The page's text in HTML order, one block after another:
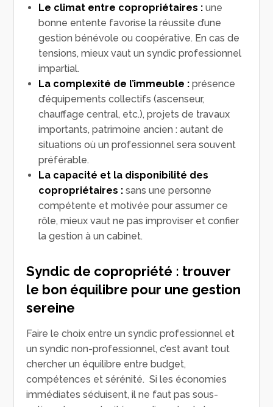
Le climat entre copropriétaires :une
bonne entente favorise la réussite d’une
gestion bénévole ou coopérative. En cas de
tensions, mieux vaut un syndic professionnel
impartial.
La complexité de l’immeuble : présence
d’équipements collectifs (ascenseur,
chauffage central, etc.), projets de travaux
importants, patrimoine ancien : autant de
situations où un professionnel sera souvent
préférable.
La capacité et la disponibilité des
copropriétaires :sans une personne
compétente et motivée pour assumer ce
rôle, mieux vaut ne pas improviser et confier
la gestion à un cabinet.
Syndic de copropriété : trouver
le bon équilibre pour une gestion
sereine
Faire le choix entre un syndic professionnel et
un syndic non-professionnel, c’est avant tout
chercher un équilibre entre budget,
compétences et sérénité. Si les économies
immédiates séduisent, il ne faut pas sous-